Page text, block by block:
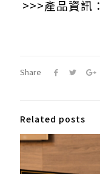
>>>產品資訊：
Share
Related posts